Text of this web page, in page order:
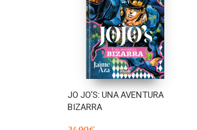
JO JO’S: UNA AVENTURA
BIZARRA